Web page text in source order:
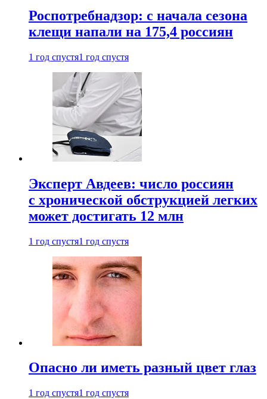
Роспотребнадзор: с начала сезона
клещи напали на 175,4 россиян
1 год спустя1 год спустя
Эксперт Авдеев: число россиян
с хронической обструкцией легких
может достигать 12 млн
1 год спустя1 год спустя
Опасно ли иметь разный цвет глаз
1 год спустя1 год спустя